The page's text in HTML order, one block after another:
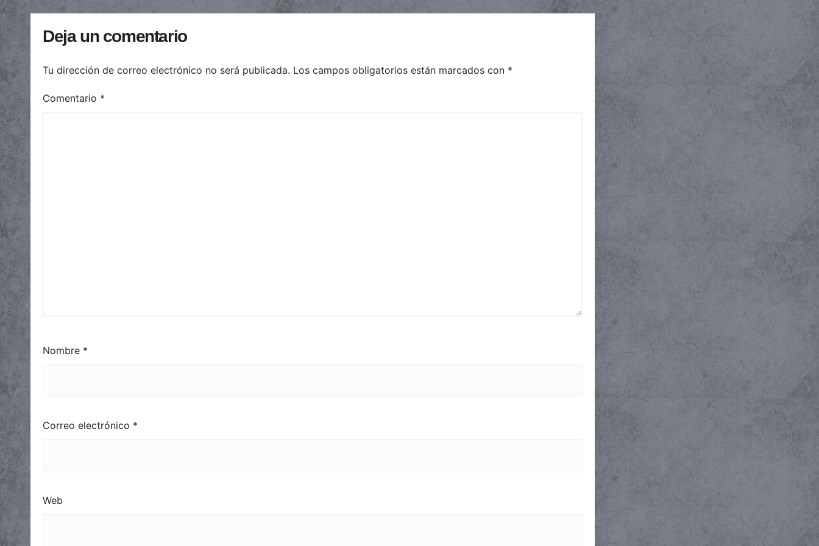
automáticas
Deja un comentario
Tu dirección de correo electrónico no será publicada. Los campos obligatorios están marcados con *
Comentario *
Nombre *
Correo electrónico *
Web